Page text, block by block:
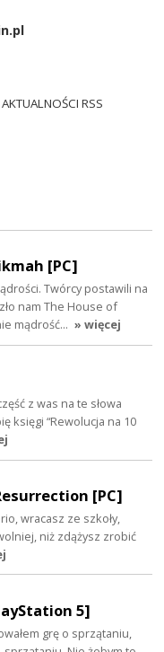
AKTUALNOŚCI RSS
[PC]
Twórcy postawili na
nam The House of
mądrość… » więcej
z was na te słowa
księgi “Rewolucja na 10
[PC]
wracasz ze szkoły,
niż zdążysz zrobić
5]
grę o sprzątaniu,